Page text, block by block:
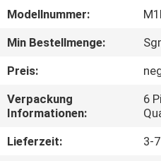
KONTAKT
MIT
Modellnummer:
Min Bestellmenge:
Preis:
Verpackung
Informationen:
6
Lieferzeit:
3-